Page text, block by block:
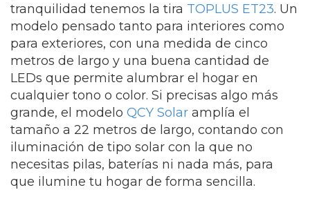
tranquilidad tenemos la tira TOPLUS ET23. Un
modelo pensado tanto para interiores como
para exteriores, con una medida de cinco
metros de largo y una buena cantidad de
LEDs que permite alumbrar el hogar en
cualquier tono o color. Si precisas algo más
grande, el modelo QCY Solar amplía el
tamaño a 22 metros de largo, contando con
iluminación de tipo solar con la que no
necesitas pilas, baterías ni nada más, para
que ilumine tu hogar de forma sencilla.